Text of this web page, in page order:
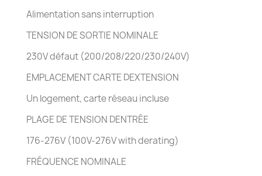
Alimentation sans interruption
TENSION DE SORTIE NOMINALE
230V défaut (200/208/220/230/240V)
EMPLACEMENT CARTE DEXTENSION
Un logement, carte réseau incluse
PLAGE DE TENSION DENTRÉE
176-276V (100V-276V with derating)
FRÉQUENCE NOMINALE